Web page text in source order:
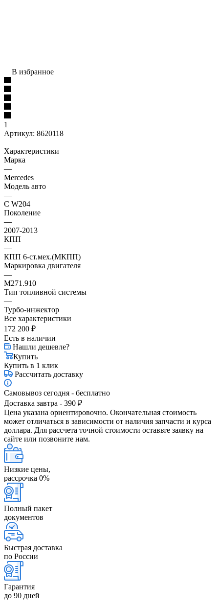
В избранное
1
Артикул: 8620118
Характеристики
Марка
—
Mercedes
Модель авто
—
C W204
Поколение
—
2007-2013
КПП
—
КПП 6-ст.мех.(МКПП)
Маркировка двигателя
—
M271.910
Тип топливной системы
—
Турбо-инжектор
Все характеристики
172 200 ₽
Есть в наличии
Нашли дешевле?
Купить
Купить в 1 клик
Рассчитать доставку
Самовывоз сегодня - бесплатно
Доставка завтра - 390 ₽
Цена указана ориентировочно. Окончательная стоимость
может отличаться в зависимости от наличия запчасти и курса
доллара. Для рассчета точной стоимости оставьте заявку на
сайте или позвоните нам.
Низкие цены,
рассрочка 0%
Полный пакет
документов
Быстрая доставка
по России
Гарантия
до 90 дней